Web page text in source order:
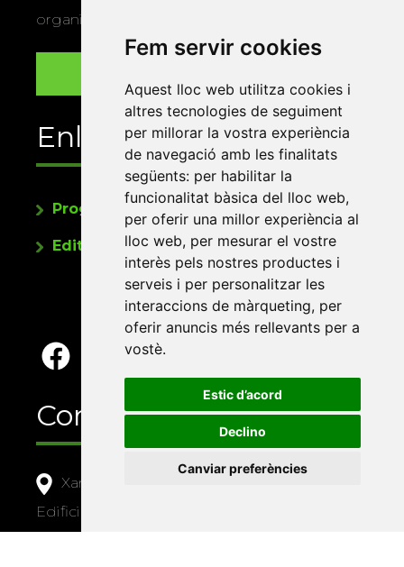
Fem servir cookies
Aquest lloc web utilitza cookies i
altres tecnologies de seguiment
per millorar la vostra experiència
de navegació amb les finalitats
següents: per habilitar la
funcionalitat bàsica del lloc web,
per oferir una millor experiència al
lloc web, per mesurar el vostre
interès pels nostres productes i
serveis i per personalitzar les
interaccions de màrqueting, per
oferir anuncis més rellevants per a
vostè.
Estic d’acord
Declino
Canviar preferències
organitza la Xarxa Vives.
Enllaços
Programa de publicacions
Editorials universitàries a Twitter
Contacte
Xarxa Vives d'Universitats
Edifici Àgora